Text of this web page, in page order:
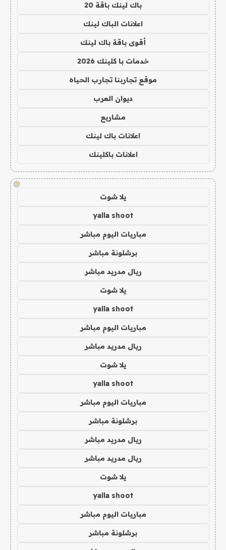
باك لينك باقة 20
اعلانات الباك لينك
أقوى باقة باك لينك
خدمات با كلينك 2026
موقع تجاربنا تجارب الحياه
ديوان العرب
مشاريع
اعلانات باك لينك
اعلانات باكلينك
!
يلا شوت
yalla shoot
مباريات اليوم مباشر
برشلونة مباشر
ريال مدريد مباشر
يلا شوت
yalla shoot
مباريات اليوم مباشر
ريال مدريد مباشر
يلا شوت
yalla shoot
مباريات اليوم مباشر
برشلونة مباشر
ريال مدريد مباشر
ريال مدريد مباشر
يلا شوت
yalla shoot
مباريات اليوم مباشر
برشلونة مباشر